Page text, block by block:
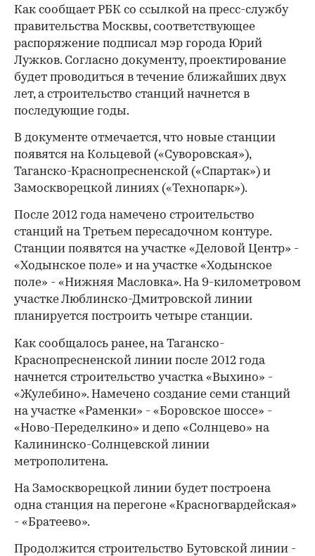
Как сообщает РБК со ссылкой на пресс-службу
правительства Москвы, соответствующее
распоряжение подписал мэр города Юрий
Лужков. Согласно документу, проектирование
будет проводиться в течение ближайших двух
лет, а строительство станций начнется в
последующие годы.
В документе отмечается, что новые станции
появятся на Кольцевой («Суворовская»),
Таганско-Краснопресненской («Спартак») и
Замоскворецкой линиях («Технопарк»).
После 2012 года намечено строительство
станций на Третьем пересадочном контуре.
Станции появятся на участке «Деловой Центр» -
«Ходынское поле» и на участке «Ходынское
поле» - «Нижняя Масловка». На 9-километровом
участке Люблинско-Дмитровской линии
планируется построить четыре станции.
00:00
Как сообщалось ранее, на Таганско-
Краснопресненской линии после 2012 года
начнется строительство участка «Выхино» -
«Жулебино». Намечено создание семи станций
на участке «Раменки» - «Боровское шоссе» -
«Ново-Переделкино» и депо «Солнцево» на
Калининско-Солнцевской линии
метрополитена.
На Замоскворецкой линии будет построена
одна станция на перегоне «Красногвардейская»
- «Братеево».
Продолжится строительство Бутовской линии -